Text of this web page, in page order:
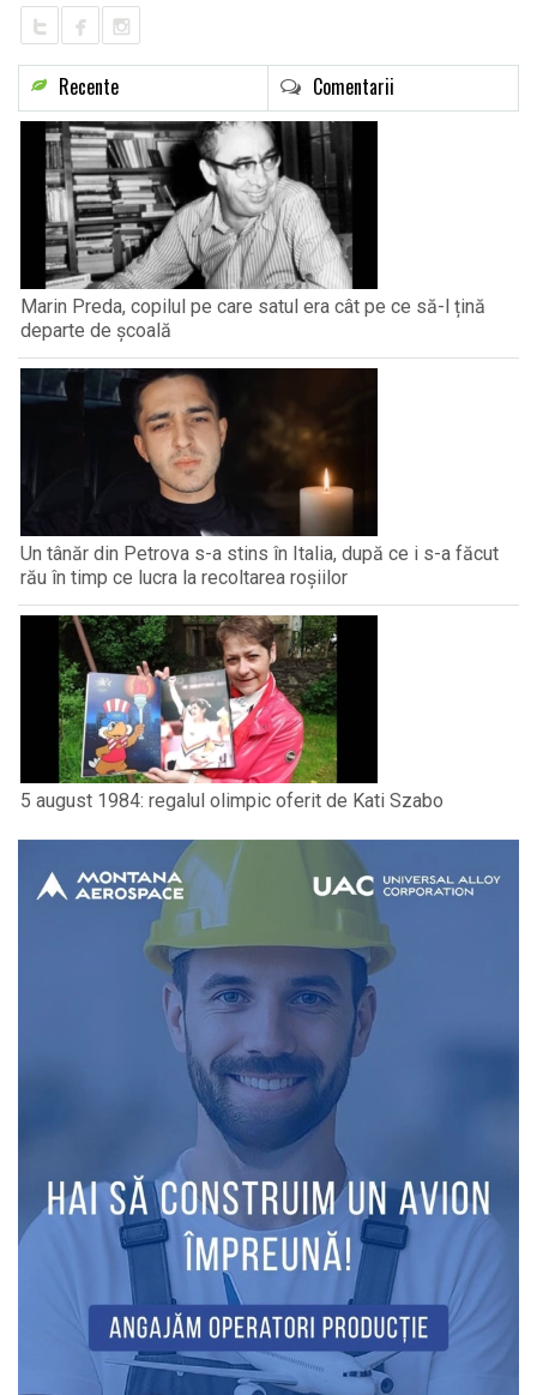
Recente Comentarii
Marin Preda, copilul pe care satul era cât pe ce să-l țină
departe de școală
Un tânăr din Petrova s-a stins în Italia, după ce i s-a făcut
rău în timp ce lucra la recoltarea roșiilor
5 august 1984: regalul olimpic oferit de Kati Szabo